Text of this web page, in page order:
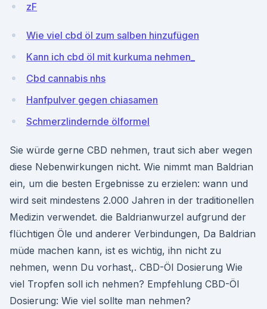
zF
Wie viel cbd öl zum salben hinzufügen
Kann ich cbd öl mit kurkuma nehmen_
Cbd cannabis nhs
Hanfpulver gegen chiasamen
Schmerzlindernde ölformel
Sie würde gerne CBD nehmen, traut sich aber wegen
diese Nebenwirkungen nicht. Wie nimmt man Baldrian
ein, um die besten Ergebnisse zu erzielen: wann und
wird seit mindestens 2.000 Jahren in der traditionellen
Medizin verwendet. die Baldrianwurzel aufgrund der
flüchtigen Öle und anderer Verbindungen, Da Baldrian
müde machen kann, ist es wichtig, ihn nicht zu
nehmen, wenn Du vorhast,. CBD-Öl Dosierung Wie
viel Tropfen soll ich nehmen? Empfehlung CBD-Öl
Dosierung: Wie viel sollte man nehmen?